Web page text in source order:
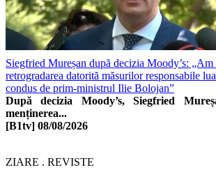
Siegfried Mureșan după decizia Moody’s: „Am
retrogradarea datorită măsurilor responsabile
condus de prim-ministrul Ilie Bolojan”
După decizia Moody’s, Siegfried
menținerea...
[B1tv] 08/08/2026
ZIARE . REVISTE